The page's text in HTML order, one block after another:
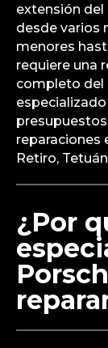
extensión del
desde varios
menores
requiere una
completo del
reparaciones
Retiro,
¿Por